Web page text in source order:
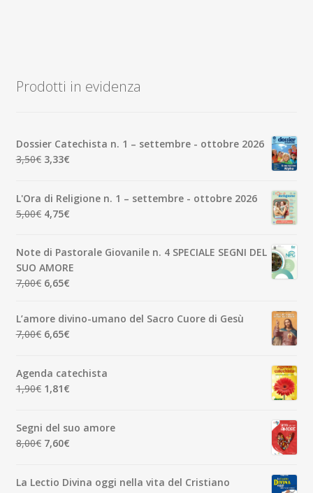
Prodotti in evidenza
Dossier Catechista n. 1 – settembre - ottobre 2026
3,50€ Il
era:
3,50€.
3,33€Il
è:
3,33€.
L'Ora di Religione n. 1 – settembre - ottobre 2026
5,00€ Il
era:
5,00€.
4,75€Il
è:
4,75€.
Note di Pastorale Giovanile n. 4 SPECIALE SEGNI DEL
SUO AMORE
7,00€ Il
originale
era:
6,65€Il
attuale
è:
L’amore divino-umano del Sacro Cuore di Gesù
7,00€ Il
era:
7,00€.
6,65€Il
è:
6,65€.
Agenda catechista
1,90€ Il
era:
1,90€.
1,81€Il
è:
1,81€.
Segni del suo amore
8,00€ Il
era:
7,60€Il
è:
La Lectio Divina oggi nella vita del Cristiano